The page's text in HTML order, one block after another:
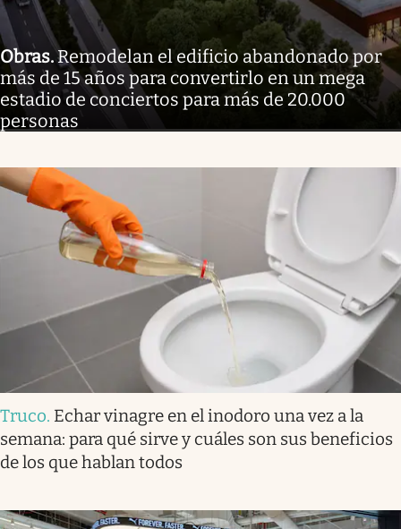
Obras.Remodelan el edificio abandonado por
más de 15 años para convertirlo en un mega
estadio de conciertos para más de 20.000
personas
Truco. Echar vinagre en el inodoro una vez a la
semana: para qué sirve y cuáles son sus beneficios
de los que hablan todos